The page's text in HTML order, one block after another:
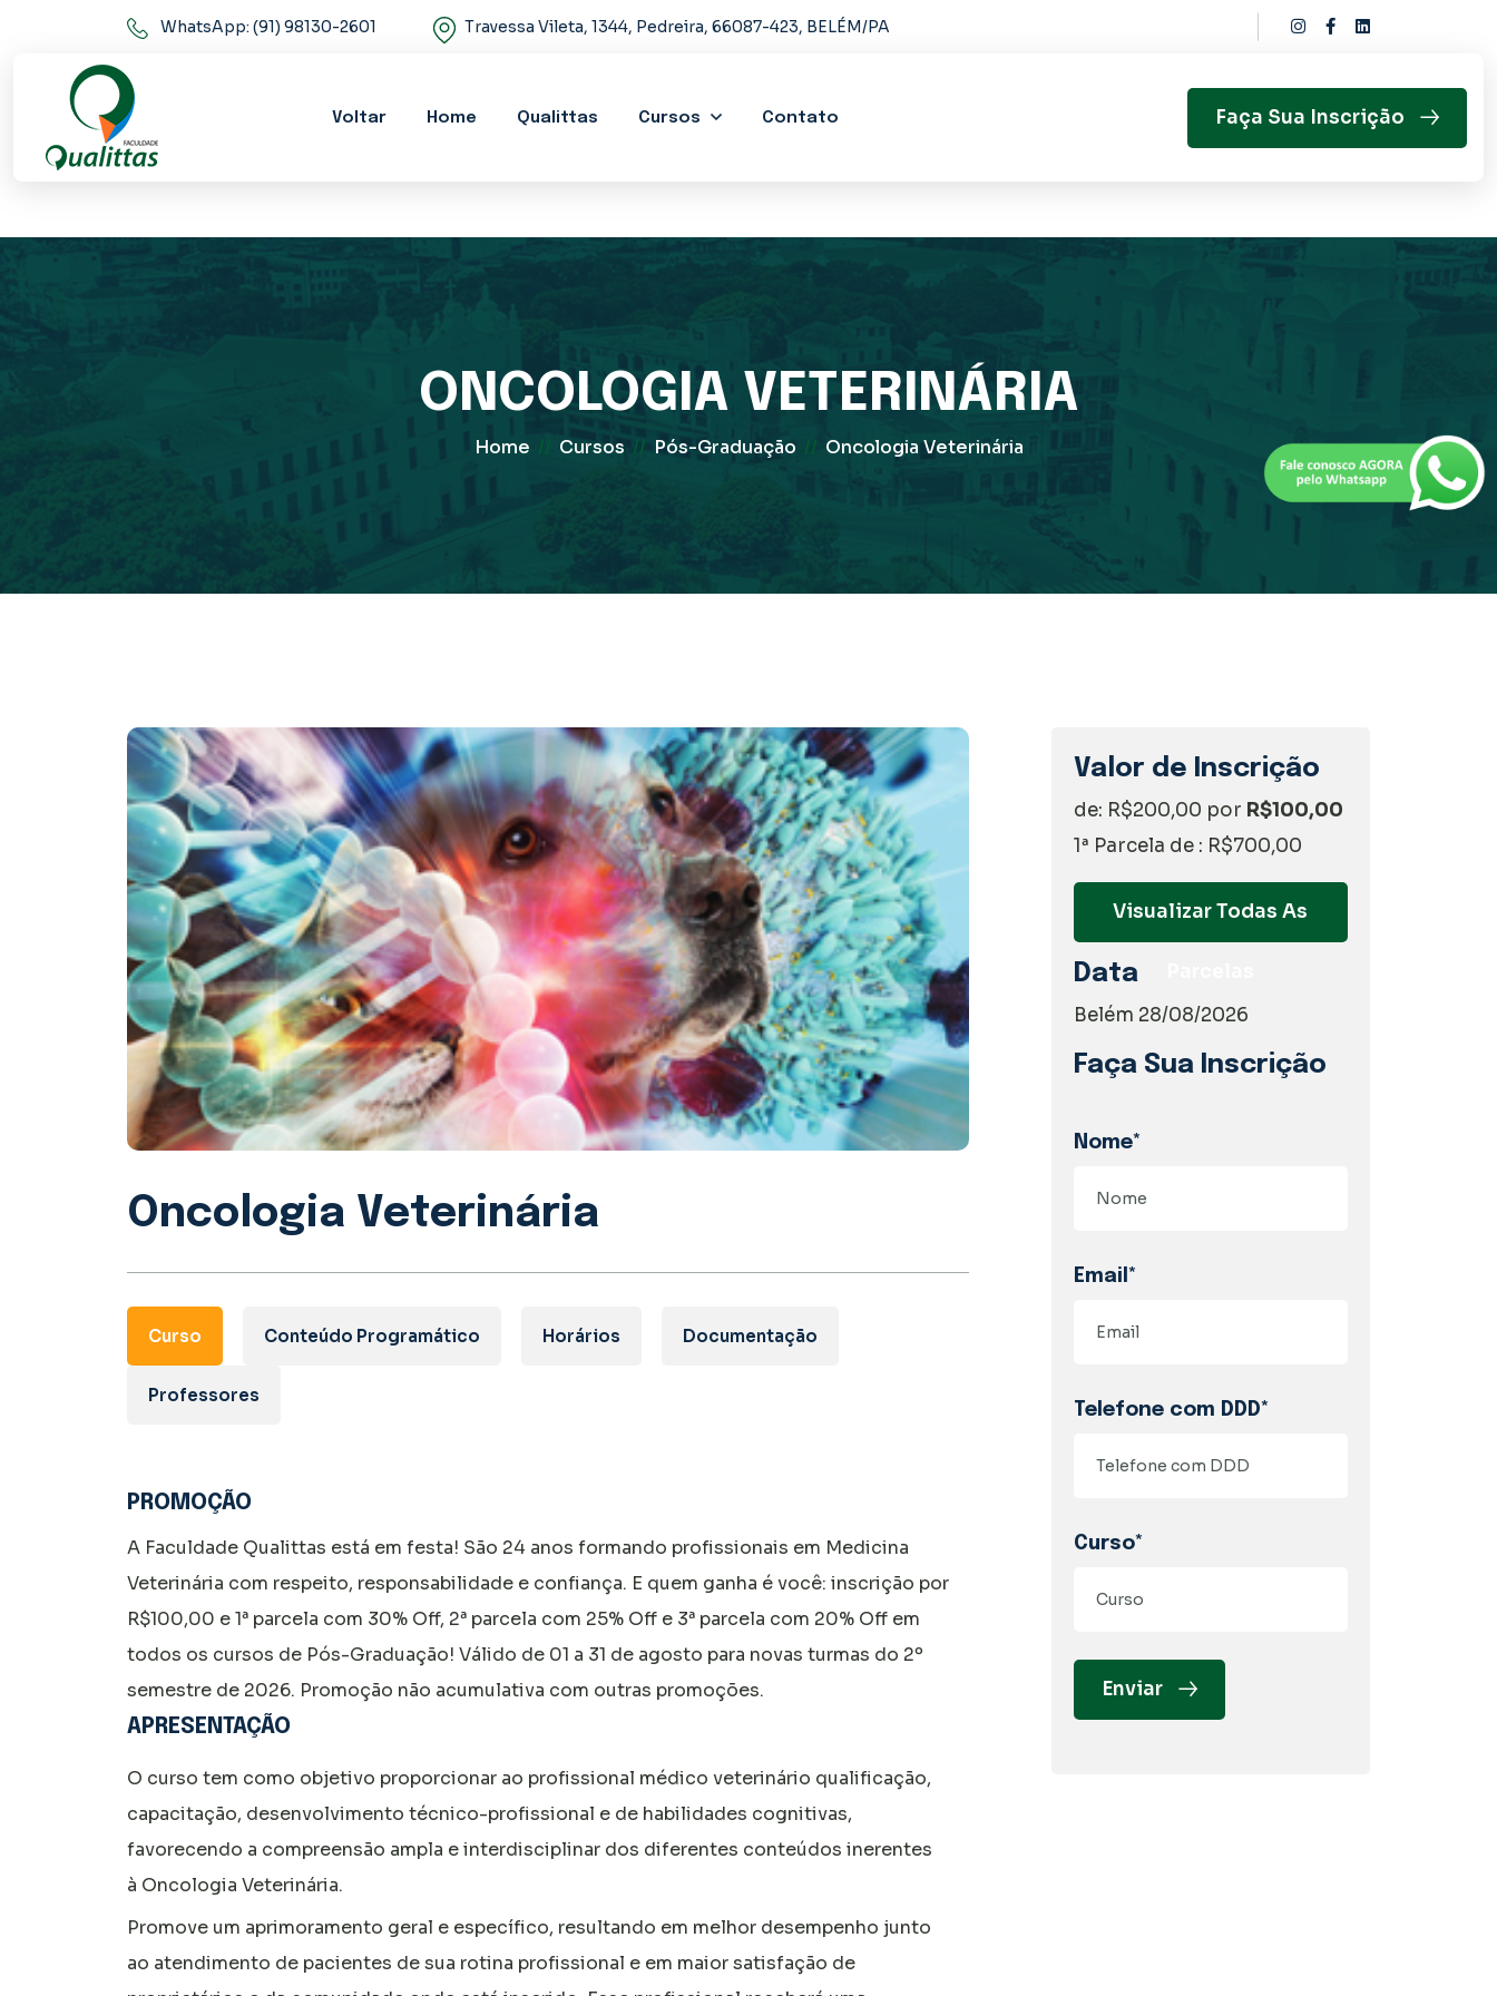
WhatsApp: (91) 98130-2601 Travessa Vileta, 1344, Pedreira, 66087-423, BELÉM/PA
Voltar Home Qualittas Cursos Contato Faça Sua Inscrição
ONCOLOGIA VETERINÁRIA
Home // Cursos // Pós-Graduação // Oncologia Veterinária
Oncologia Veterinária
Curso Conteúdo Programático Horários Documentação
Professores
PROMOÇÃO
A Faculdade Qualittas está em festa! São 24 anos formando profissionais em Medicina
Veterinária com respeito, responsabilidade e confiança. E quem ganha é você: inscrição por
R$100,00 e 1ª parcela com 30% Off, 2ª parcela com 25% Off e 3ª parcela com 20% Off em
todos os cursos de Pós-Graduação! Válido de 01 a 31 de agosto para novas turmas do 2º
semestre de 2026. Promoção não acumulativa com outras promoções.
APRESENTAÇÃO
O curso tem como objetivo proporcionar ao profissional médico veterinário qualificação,
capacitação, desenvolvimento técnico-profissional e de habilidades cognitivas,
favorecendo a compreensão ampla e interdisciplinar dos diferentes conteúdos inerentes
à Oncologia Veterinária.
Promove um aprimoramento geral e específico, resultando em melhor desempenho junto
ao atendimento de pacientes de sua rotina profissional e em maior satisfação de
Valor de Inscrição
de: R$200,00 por R$100,00
1ª Parcela de : R$700,00
Visualizar Todas As
Data
Belém 28/08/2026
Faça Sua Inscrição
Nome*
Email*
Telefone com DDD*
Curso*
Enviar